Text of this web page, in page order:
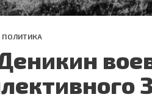
ПОЛИТИКА